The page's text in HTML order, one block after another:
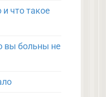
что такое
вы больны не